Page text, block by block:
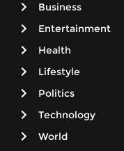
Business
Entertainment
Health
Lifestyle
Politics
Technology
World